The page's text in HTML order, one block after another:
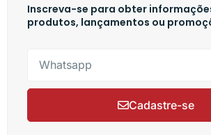
Inscreva-se para obter
produtos, lançamentos ou
Cadastre-se